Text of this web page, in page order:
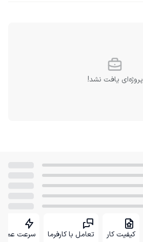
پروژه‌ای یافت نشد!
کیفیت کار تعامل با کارفرما سرعت عمل